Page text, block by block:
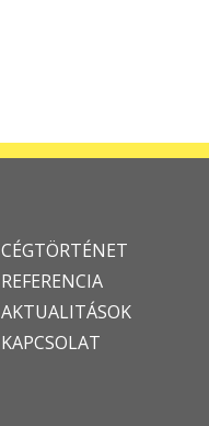
CÉGTÖRTÉNET
REFERENCIA
AKTUALITÁSOK
KAPCSOLAT